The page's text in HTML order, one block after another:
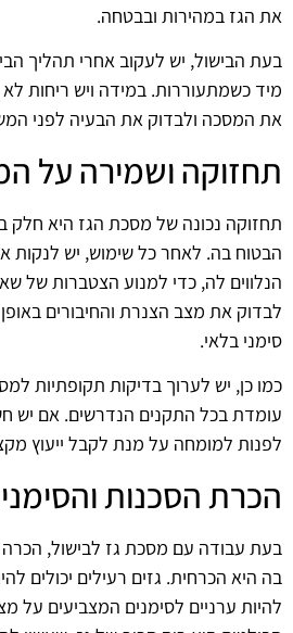
את הגז במהירות ובבטחה.
בעת הבישול, יש לעקוב אחרי תהליך
מיד כשמתעוררות. במידה ויש ריחות לא
את המסכה ולבדוק את הבעיה לפני
תחזוקה ושמירה על
תחזוקה נכונה של מסכת הגז היא חלק
הבטוח בה. לאחר כל שימוש, יש
הנלווים לה, כדי למנוע הצטברות של
לבדוק את מצב הצנרת והחיבורים
סימני בלאי.
כמו כן, יש לערוך בדיקות תקופתיות
עומדת בכל התקנים הנדרשים. אם יש
לפנות למומחה על מנת לקבל ייעוץ
הכרת הסכנות
בעת עבודה עם מסכת גז לבישול,
בה היא הכרחית. גזים רעילים יכולים
להיות ערניים לסימנים המצביעים על